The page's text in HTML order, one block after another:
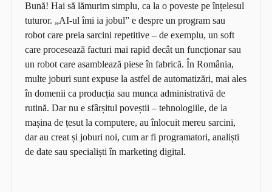
Bună! Hai să lămurim simplu, ca la o poveste pe înțelesul
tuturor. „AI-ul îmi ia jobul” e despre un program sau
robot care preia sarcini repetitive – de exemplu, un soft
care procesează facturi mai rapid decât un funcționar sau
un robot care asamblează piese în fabrică. În România,
multe joburi sunt expuse la astfel de automatizări, mai ales
în domenii ca producția sau munca administrativă de
rutină. Dar nu e sfârșitul poveștii – tehnologiile, de la
mașina de țesut la computere, au înlocuit mereu sarcini,
dar au creat și joburi noi, cum ar fi programatori, analiști
de date sau specialiști în marketing digital.